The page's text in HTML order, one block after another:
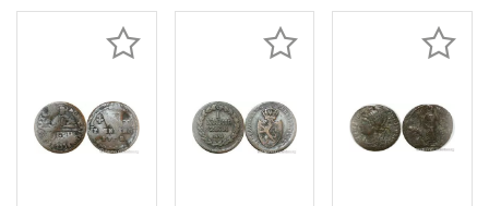
Offer
-> Make